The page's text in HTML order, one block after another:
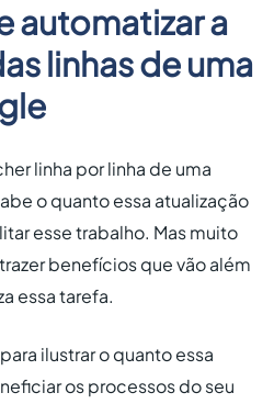
automatizar a
linhas de uma
linha por linha de uma
o quanto essa atualização
esse trabalho. Mas muito
benefícios que vão além
essa tarefa.
ilustrar o quanto essa
os processos do seu